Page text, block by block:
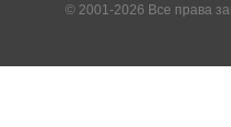
© 2001-2026 Все права